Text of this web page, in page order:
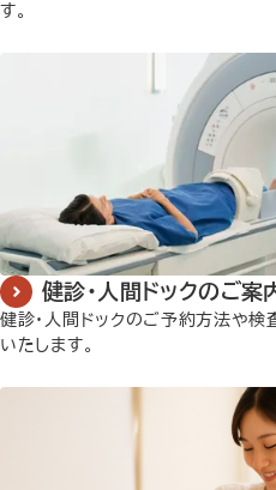
す。
健診・人間ドックのご案
健診・人間ドックのご予約方法や
いたします。